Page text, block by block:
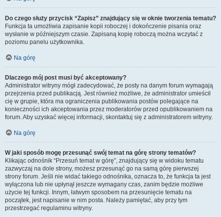
Do czego służy przycisk “Zapisz” znajdujący się w oknie tworzenia tematu?
Funkcja ta umożliwia zapisanie kopii roboczej i dokończenie pisania oraz
wysłanie w późniejszym czasie. Zapisaną kopię roboczą można wczytać z
poziomu panelu użytkownika.
Na górę
Dlaczego mój post musi być akceptowany?
Administrator witryny mógł zadecydować, że posty na danym forum wymagają
przejrzenia przed publikacją. Jest również możliwe, że administrator umieścił
cię w grupie, która ma ograniczenia publikowania postów polegające na
konieczności ich akceptowania przez moderatorów przed opublikowaniem na
forum. Aby uzyskać więcej informacji, skontaktuj się z administratorem witryny.
Na górę
W jaki sposób mogę przesunąć swój temat na górę strony tematów?
Klikając odnośnik “Przesuń temat w górę”, znajdujący się w widoku tematu
zazwyczaj na dole strony, możesz przesunąć go na samą górę pierwszej
strony forum. Jeśli nie widać takiego odnośnika, oznacza to, że funkcja ta jest
wyłączona lub nie upłynął jeszcze wymagany czas, zanim będzie możliwe
użycie tej funkcji. Innym, łatwym sposobem na przesunięcie tematu na
początek, jest napisanie w nim posta. Należy pamiętać, aby przy tym
przestrzegać regulaminu witryny.